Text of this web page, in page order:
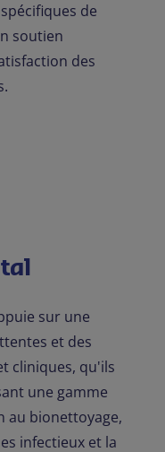
de
soutien
des
sur une
et des
cliniques, qu'ils
une gamme
au bionettoyage,
infectieux et la